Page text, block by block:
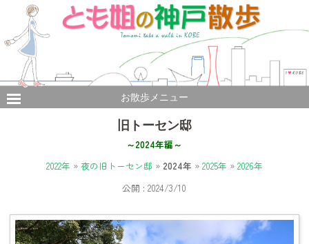
お散歩メニュー
旧トーセン邸
～2024年編～
2022年 » 夜の旧トーセン邸 » 2024年 » 2025年 » 2026年
公開 : 2024/3/10